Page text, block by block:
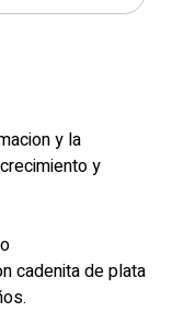
y la
y
cadenita de plata